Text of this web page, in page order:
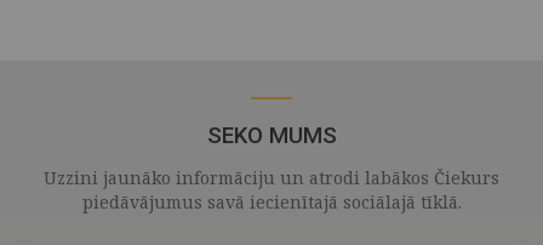
SEKO MUMS
Uzzini jaunāko informāciju un atrodi labākos Čiekurs
piedāvājumus savā iecienītajā sociālajā tīklā.